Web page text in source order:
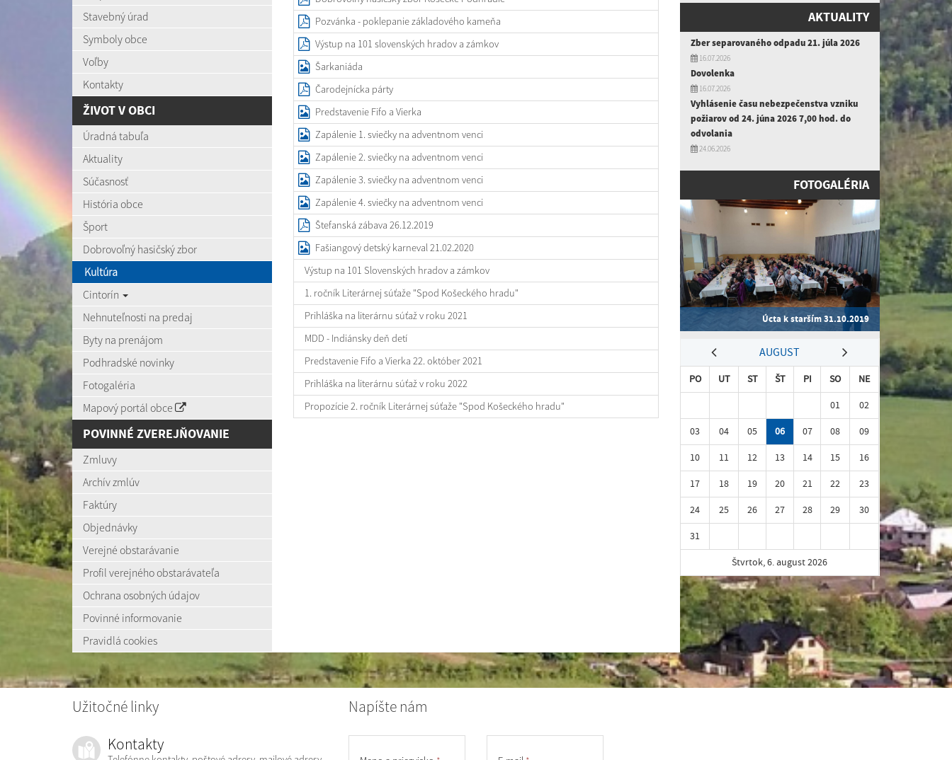
Stavebný úrad
Symboly obce
Voľby
Kontakty
ŽIVOT V OBCI
Úradná tabuľa
Aktuality
Súčasnosť
História obce
Šport
Dobrovoľný hasičský zbor
Kultúra
Cintorín
Nehnuteľnosti na predaj
Byty na prenájom
Podhradské novinky
Fotogaléria
Mapový portál obce
POVINNÉ ZVEREJŇOVANIE
Zmluvy
Archív zmlúv
Faktúry
Objednávky
Verejné obstarávanie
Profil verejného obstarávateľa
Ochrana osobných údajov
Povinné informovanie
Pravidlá cookies
Pozvánka - poklepanie základového kameňa
Výstup na 101 slovenských hradov a zámkov
Šarkaniáda
Čarodejnícka párty
Predstavenie Fifo a Vierka
Zapálenie 1. sviečky na adventnom venci
Zapálenie 2. sviečky na adventnom venci
Zapálenie 3. sviečky na adventnom venci
Zapálenie 4. sviečky na adventnom venci
Štefanská zábava 26.12.2019
Fašiangový detský karneval 21.02.2020
Výstup na 101 Slovenských hradov a zámkov
1. ročník Literárnej súťaže "Spod Košeckého hradu"
Prihláška na literárnu súťaž v roku 2021
MDD - Indiánsky deň detí
Predstavenie Fifo a Vierka 22. október 2021
Prihláška na literárnu súťaž v roku 2022
Propozície 2. ročník Literárnej súťaže "Spod Košeckého hradu"
AKTUALITY
Zber separovaného odpadu 21. júla 2026
16.07.2026
Dovolenka
16.07.2026
Vyhlásenie času nebezpečenstva vzniku
požiarov od 24. júna 2026 7,00 hod. do
odvolania
24.06.2026
FOTOGALÉRIA
Úcta k starším 31.10.2019
AUGUST
PO UT ST ŠT PI SO
NE
01
02
03
04 05 06 07 08
09
10
11 12 13 14 15
16
17
18 19 20 21 22
23
24
25 26 27 28 29
30
31
Štvrtok, 6. august 2026
Napíšte nám
Užitočné linky
Kontakty